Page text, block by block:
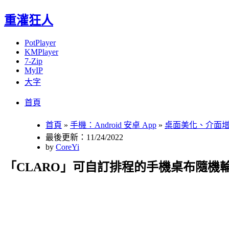
重灌狂人
PotPlayer
KMPlayer
7-Zip
MyIP
大字
首頁
首頁 » 手機：Android 安卓 App » 桌面美化、介面
最後更新：11/24/2022
by CoreYi
「CLARO」可自訂排程的手機桌布隨機